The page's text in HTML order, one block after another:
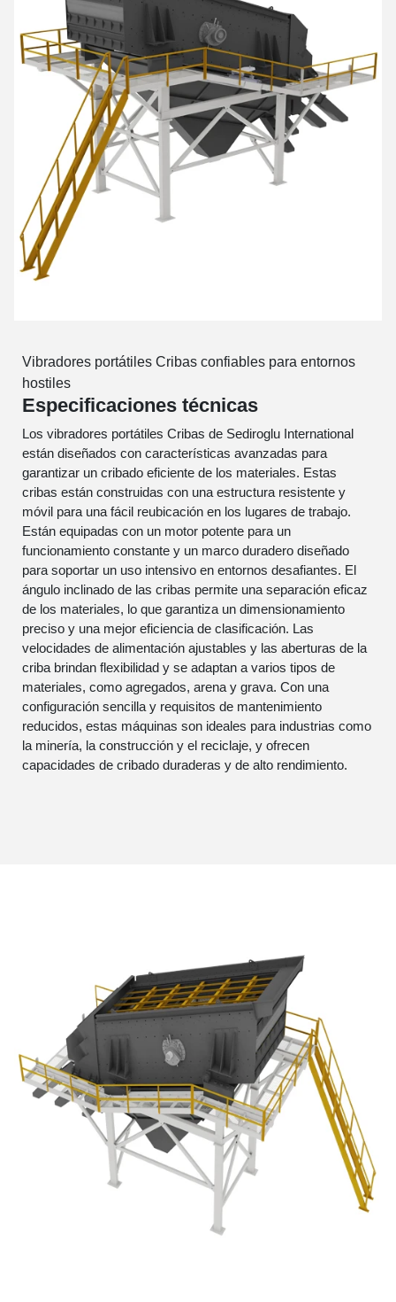
Vibradores portátiles Cribas confiables para entornos
hostiles
Especificaciones técnicas
Los vibradores portátiles Cribas de Sediroglu International
están diseñados con características avanzadas para
garantizar un cribado eficiente de los materiales. Estas
cribas están construidas con una estructura resistente y
móvil para una fácil reubicación en los lugares de trabajo.
Están equipadas con un motor potente para un
funcionamiento constante y un marco duradero diseñado
para soportar un uso intensivo en entornos desafiantes. El
ángulo inclinado de las cribas permite una separación eficaz
de los materiales, lo que garantiza un dimensionamiento
preciso y una mejor eficiencia de clasificación. Las
velocidades de alimentación ajustables y las aberturas de la
criba brindan flexibilidad y se adaptan a varios tipos de
materiales, como agregados, arena y grava. Con una
configuración sencilla y requisitos de mantenimiento
reducidos, estas máquinas son ideales para industrias como
la minería, la construcción y el reciclaje, y ofrecen
capacidades de cribado duraderas y de alto rendimiento.